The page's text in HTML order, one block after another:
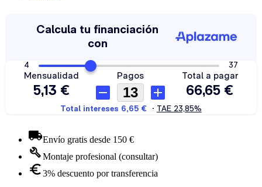
Envío gratis desde 150 €
Montaje profesional (consultar)
3% descuento por transferencia